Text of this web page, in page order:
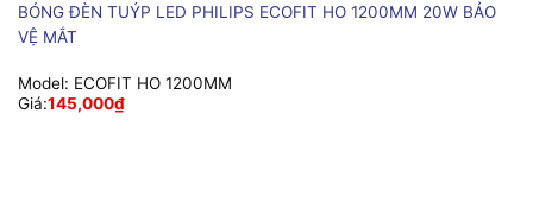
BÓNG ĐÈN TUÝP LED PHILIPS ECOFIT HO 1200MM 20W BẢO
VỆ MẮT
Model: ECOFIT HO 1200MM
Giá:145,000₫